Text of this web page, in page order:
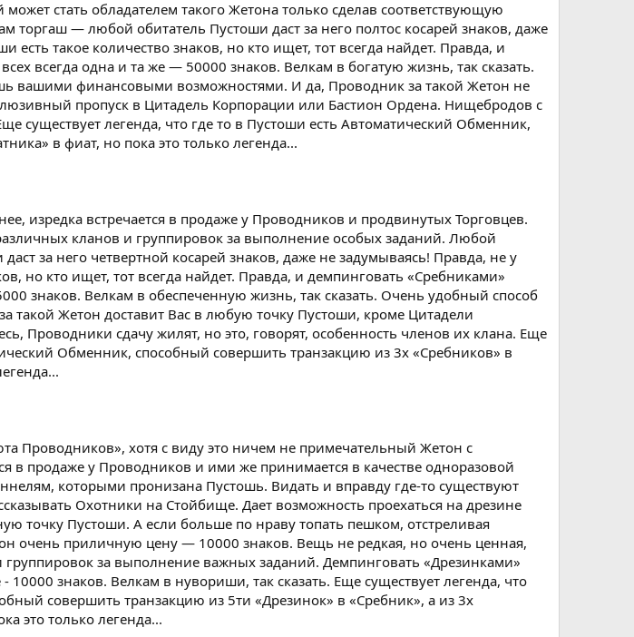
стать обладателем такого Жетона только сделав соответствующую
торгаш — любой обитатель Пустоши даст за него полтос косарей знаков, даже
есть такое количество знаков, но кто ищет, тот всегда найдет. Правда, и
всегда одна и та же — 50000 знаков. Велкам в богатую жизнь, так сказать.
вашими финансовыми возможностями. И да, Проводник за такой Жетон не
пропуск в Цитадель Корпорации или Бастион Ордена. Нищебродов с
существует легенда, что где то в Пустоши есть Автоматический Обменник,
в фиат, но пока это только легенда...
изредка встречается в продаже у Проводников и продвинутых Торговцев.
кланов и группировок за выполнение особых заданий. Любой
за него четвертной косарей знаков, даже не задумываясь! Правда, не у
но кто ищет, тот всегда найдет. Правда, и демпинговать «Сребниками»
знаков. Велкам в обеспеченную жизнь, так сказать. Очень удобный способ
такой Жетон доставит Вас в любую точку Пустоши, кроме Цитадели
Проводники сдачу жилят, но это, говорят, особенность членов их клана. Еще
Обменник, способный совершить транзакцию из 3х «Сребников» в
Проводников», хотя с виду это ничем не примечательный Жетон с
в продаже у Проводников и ими же принимается в качестве одноразовой
которыми пронизана Пустошь. Видать и вправду где-то существуют
Охотники на Стойбище. Дает возможность проехаться на дрезине
точку Пустоши. А если больше по нраву топать пешком, отстреливая
очень приличную цену — 10000 знаков. Вещь не редкая, но очень ценная,
за выполнение важных заданий. Демпинговать «Дрезинками»
знаков. Велкам в нувориши, так сказать. Еще существует легенда, что
совершить транзакцию из 5ти «Дрезинок» в «Сребник», а из 3х
это только легенда...